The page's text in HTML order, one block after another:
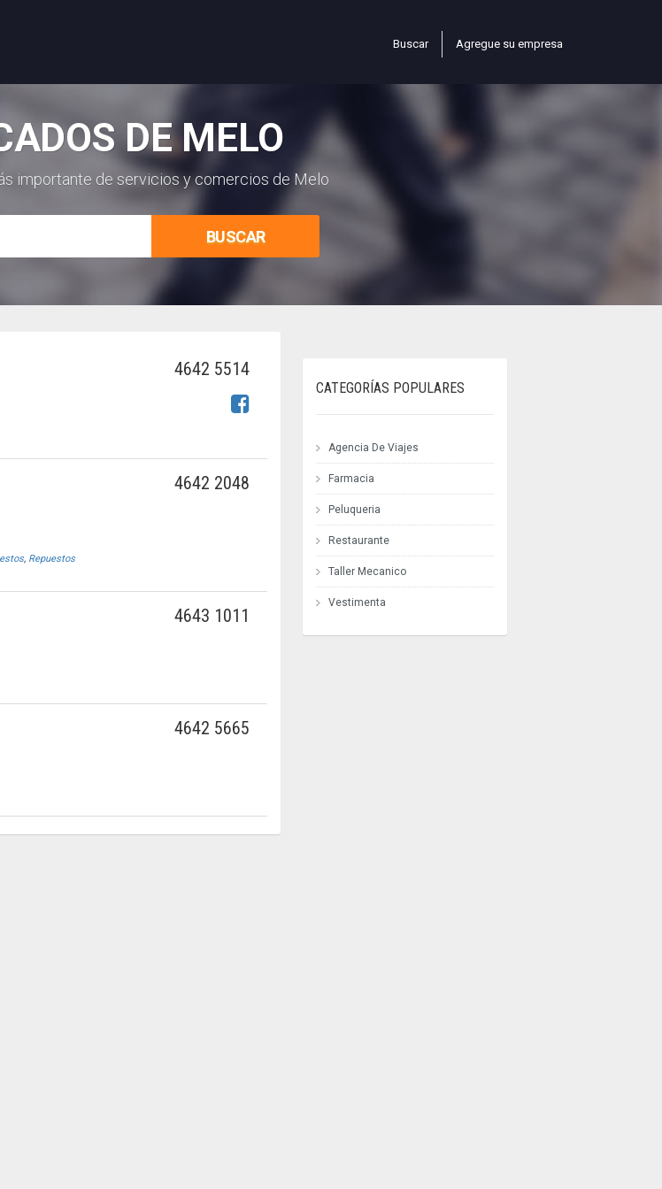
Buscar Agregue su empresa
DE MELO
importante de servicios y comercios de Melo
BUSCAR
4642 5514
, Repuestos
4642 2048
4643 1011
4642 5665
CATEGORÍAS POPULARES
Agencia De Viajes
Farmacia
Peluqueria
Restaurante
Taller Mecanico
Vestimenta